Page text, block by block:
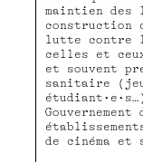
maintien
construction
lutte contre
celles et
et souvent
sanitaire
de cinéma et